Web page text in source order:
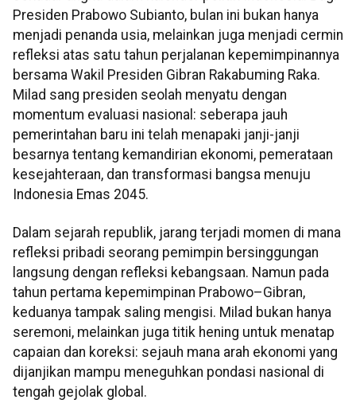
Presiden Prabowo Subianto, bulan ini bukan hanya
menjadi penanda usia, melainkan juga menjadi cermin
refleksi atas satu tahun perjalanan kepemimpinannya
bersama Wakil Presiden Gibran Rakabuming Raka.
Milad sang presiden seolah menyatu dengan
momentum evaluasi nasional: seberapa jauh
pemerintahan baru ini telah menapaki janji-janji
besarnya tentang kemandirian ekonomi, pemerataan
kesejahteraan, dan transformasi bangsa menuju
Indonesia Emas 2045.
Dalam sejarah republik, jarang terjadi momen di mana
refleksi pribadi seorang pemimpin bersinggungan
langsung dengan refleksi kebangsaan. Namun pada
tahun pertama kepemimpinan Prabowo–Gibran,
keduanya tampak saling mengisi. Milad bukan hanya
seremoni, melainkan juga titik hening untuk menatap
capaian dan koreksi: sejauh mana arah ekonomi yang
dijanjikan mampu meneguhkan pondasi nasional di
tengah gejolak global.